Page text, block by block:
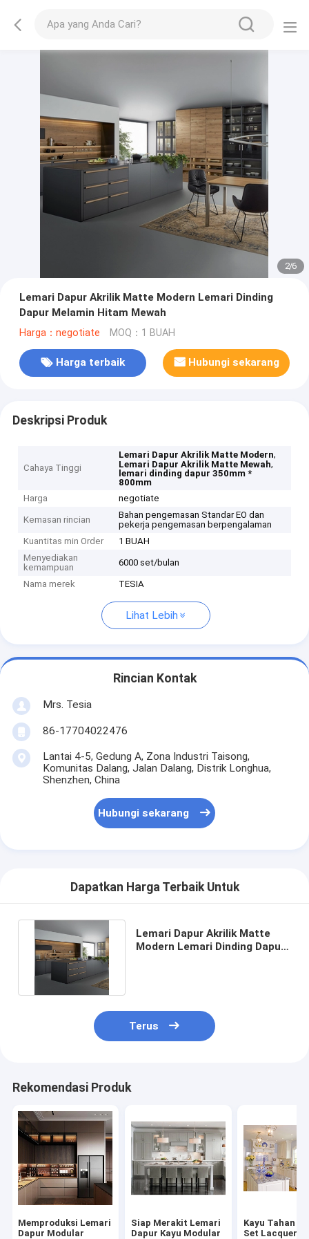
2/6
Lemari Dapur Akrilik Matte Modern Lemari Dinding
Dapur Melamin Hitam Mewah
Harga：negotiate MOQ：1 BUAH
Harga terbaik Hubungi sekarang
Deskripsi Produk
Cahaya Tinggi
Lemari Dapur Akrilik Matte Modern,
Lemari Dapur Akrilik Matte Mewah,
lemari dinding dapur 350mm *
800mm
Harga
negotiate
Kemasan rincian
Bahan pengemasan Standar EO dan
pekerja pengemasan berpengalaman
Kuantitas min Order
1 BUAH
Menyediakan
kemampuan
6000 set/bulan
Nama merek TESIA
Lihat Lebih
Rincian Kontak
Mrs. Tesia
86-17704022476
Lantai 4-5, Gedung A, Zona Industri Taisong,
Komunitas Dalang, Jalan Dalang, Distrik Longhua,
Shenzhen, China
Hubungi sekarang
Dapatkan Harga Terbaik Untuk
Lemari Dapur Akrilik Matte
Modern Lemari Dinding Dapur
Terus
Rekomendasi Produk
Memproduksi Lemari
Dapur Modular
Siap Merakit Lemari
Dapur Kayu Modular
Kayu Tahan
Set Lacquer